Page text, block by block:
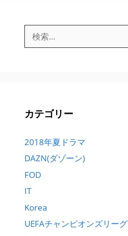
索:
カテゴリー
2018年夏ドラマ
DAZN(ダゾーン)
FOD
IT
Korea
UEFAチャンピオンズリーグ